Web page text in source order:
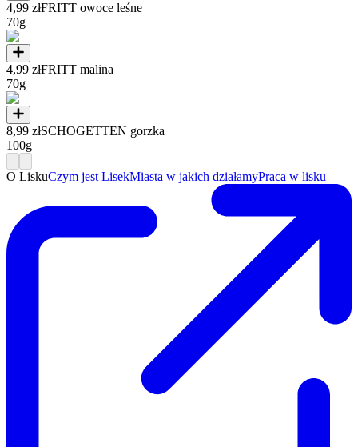
4,99 złFRITT owoce leśne
70g
4,99 złFRITT malina
70g
8,99 złSCHOGETTEN gorzka
100g
O LiskuCzym jest LisekMiasta w jakich działamyPraca w lisku